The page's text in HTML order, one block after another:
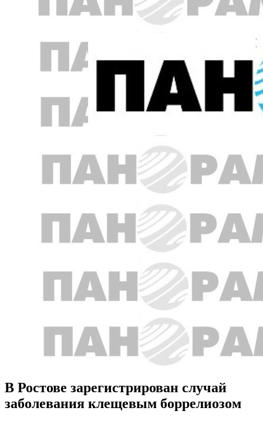
В Ростове зарегистрирован случай
заболевания клещевым боррелиозом